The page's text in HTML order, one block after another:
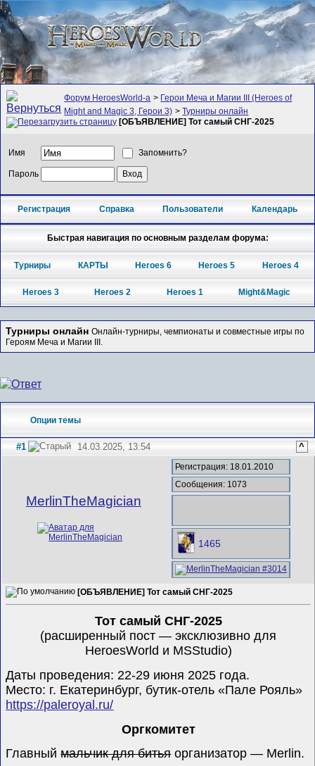
Форум HeroesWorld-а > Герои Меча и Магии III (Heroes of
Might and Magic 3, Герои 3) >Турниры онлайн
[ОБЪЯВЛЕНИЕ] Тот самый СНГ-2025
Имя Запомнить?
Пароль
Регистрация Справка Пользователи Календарь
Быстрая навигация по основным разделам форума:
Турниры КАРТЫ Heroes 6 Heroes 5 Heroes 4
Heroes 3 Heroes 2 Heroes 1 Might&Magic
Турниры онлайн Онлайн-турниры, чемпионаты и совместные игры по
Героям Меча и Магии III.
Опции темы
#1 14.03.2025, 13:54 ^
MerlinTheMagician
Регистрация: 18.01.2010
Сообщения: 1073
1465
[ОБЪЯВЛЕНИЕ] Тот самый СНГ-2025
Тот самый СНГ-2025
(расширенный пост — эксклюзивно для
HeroesWorld и MSStudio)
Даты проведения: 22-29 июня 2025 года.
Место: г. Екатеринбург, бутик-отель «Пале Рояль»
https://paleroyal.ru/
Оргкомитет
Главныймальчик для битьяорганизатор — Merlin.